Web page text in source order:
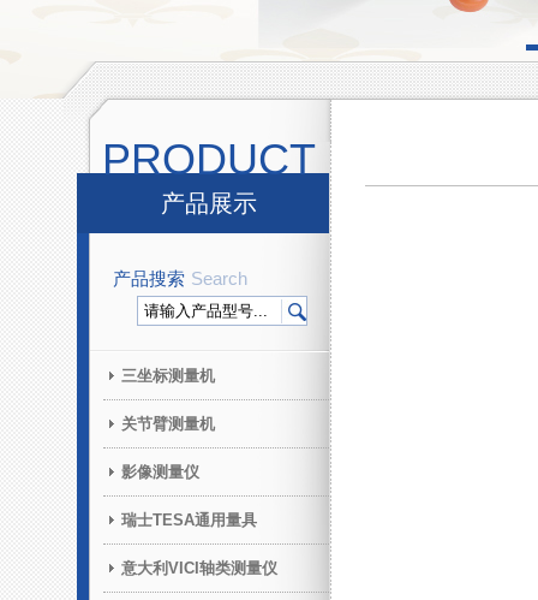
PRODUCT
产品展示
产品搜索 Search
三坐标测量机
关节臂测量机
影像测量仪
瑞士TESA通用量具
意大利VICI轴类测量仪